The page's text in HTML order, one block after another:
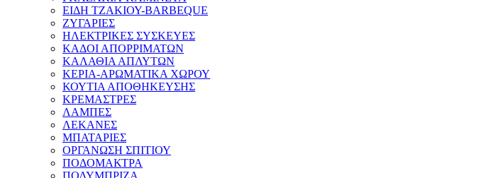
ΕΙΔΗ ΤΖΑΚΙΟΥ-BARBEQUE
ΖΥΓΑΡΙΕΣ
ΗΛΕΚΤΡΙΚΕΣ ΣΥΣΚΕΥΕΣ
ΚΑΔΟΙ ΑΠΟΡΡΙΜΑΤΩΝ
ΚΑΛΑΘΙΑ ΑΠΛΥΤΩΝ
ΚΕΡΙΑ-ΑΡΩΜΑΤΙΚΑ ΧΩΡΟΥ
ΚΟΥΤΙΑ ΑΠΟΘΗΚΕΥΣΗΣ
ΚΡΕΜΑΣΤΡΕΣ
ΛΑΜΠΕΣ
ΛΕΚΑΝΕΣ
ΜΠΑΤΑΡΙΕΣ
ΟΡΓΑΝΩΣΗ ΣΠΙΤΙΟΥ
ΠΟΔΟΜΑΚΤΡΑ
ΠΟΛΥΜΠΡΙΖΑ